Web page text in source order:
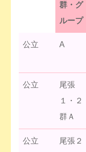
群・グ
ループ
公立 A
公立
尾張
１・２
群Ａ
公立
尾張２